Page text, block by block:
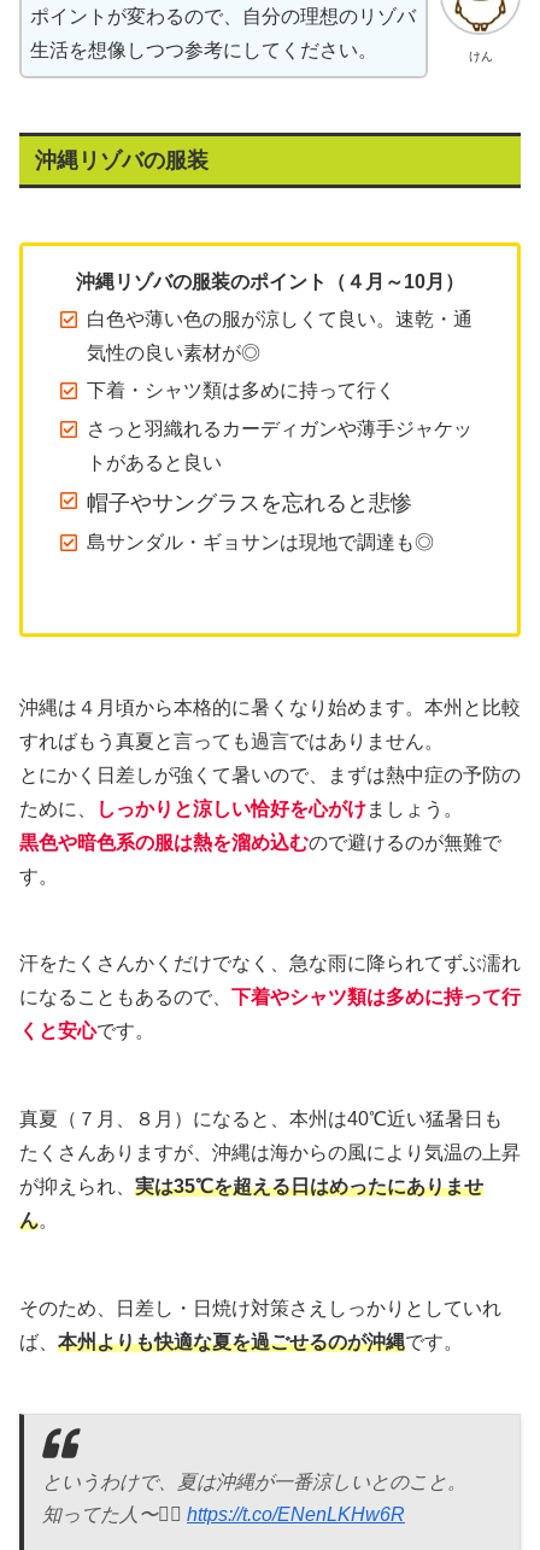
けん
ポイントが変わるので、自分の理想のリゾバ
生活を想像しつつ参考にしてください。
沖縄リゾバの服装
沖縄リゾバの服装のポイント（４月～10月）
白色や薄い色の服が涼しくて良い。速乾・通
気性の良い素材が◎
下着・シャツ類は多めに持って行く
さっと羽織れるカーディガンや薄手ジャケッ
トがあると良い
帽子やサングラスを忘れると悲惨
島サンダル・ギョサンは現地で調達も◎
沖縄は４月頃から本格的に暑くなり始めます。本州と比較
すればもう真夏と言っても過言ではありません。
とにかく日差しが強くて暑いので、まずは熱中症の予防の
ために、
しっかりと涼しい恰好を心がけましょう。
黒色や暗色系の服は熱を溜め込むので避けるのが無難で
す。
汗をたくさんかくだけでなく、急な雨に降られてずぶ濡れ
になることもあるので、 下着やシャツ類は多めに持って行
くと安心です。
真夏（７月、８月）になると、本州は40℃近い猛暑日も
たくさんありますが、沖縄は海からの風により気温の上昇
が抑えられ、 実は35℃を超える日はめったにありませ
ん。
そのため、日差し・日焼け対策さえしっかりとしていれ
ば、 本州よりも快適な夏を過ごせるのが沖縄です。
というわけで、夏は沖縄が一番涼しいとのこと。
知ってた人〜🙋‍♂️ https://t.co/ENenLKHw6R